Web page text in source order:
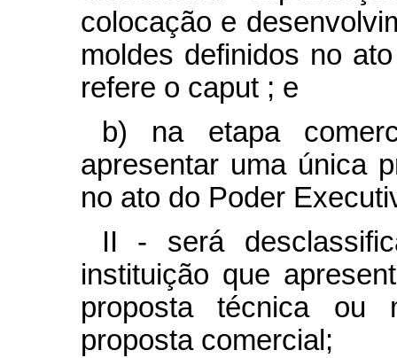
colocação e
moldes definidos no
refere o caput ; e
b) na etapa
apresentar uma única
no ato do Poder
II - será
instituição que
proposta técnica ou
proposta comercial;